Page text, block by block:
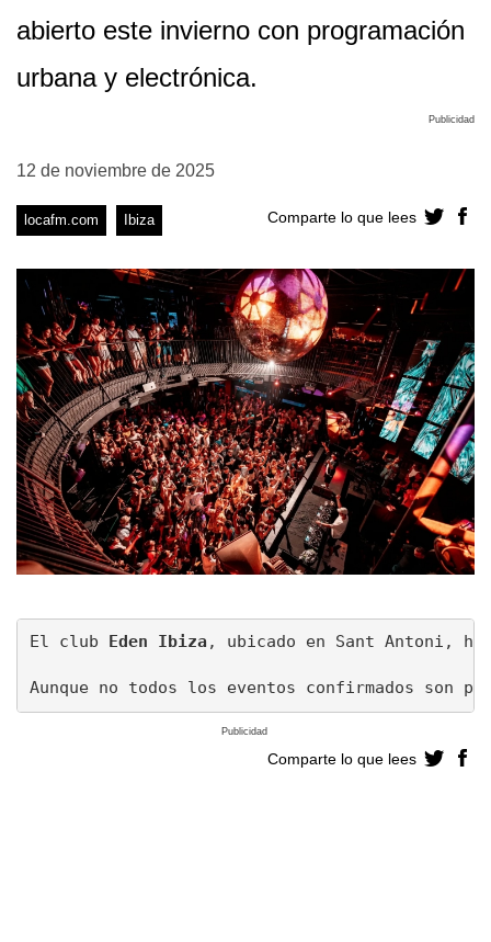
abierto este invierno con programación
urbana y electrónica.
Publicidad
12 de noviembre de 2025
locafm.com Ibiza Comparte lo que lees
El club Eden Ibiza , ubicado en Sant Antoni, ha
Aunque no todos los eventos confirmados
Comparte lo que lees
Publicidad